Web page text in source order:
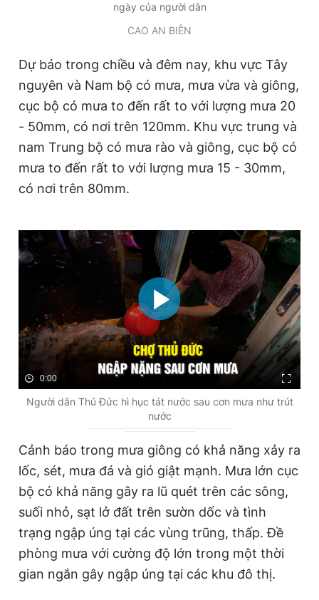
Giấy phép xuất bản số 110/GP - BTTTT cấp ngày 24.3.2020
© 2003-2026 Bản quyền thuộc về Báo Thanh Niên. Cấm sao
ngày của người dân
CAO AN BIÊN
Dự báo trong chiều và đêm nay, khu vực Tây
nguyên và Nam bộ có mưa, mưa vừa và giông,
cục bộ có mưa to đến rất to với lượng mưa 20
- 50mm, có nơi trên 120mm. Khu vực trung và
nam Trung bộ có mưa rào và giông, cục bộ có
mưa to đến rất to với lượng mưa 15 - 30mm,
có nơi trên 80mm.
0:00
Người dân Thủ Đức hì hục tát nước sau cơn mưa như trút
nước
Cảnh báo trong mưa giông có khả năng xảy ra
lốc, sét, mưa đá và gió giật mạnh. Mưa lớn cục
bộ có khả năng gây ra lũ quét trên các sông,
suối nhỏ, sạt lở đất trên sườn dốc và tình
trạng ngập úng tại các vùng trũng, thấp. Đề
phòng mưa với cường độ lớn trong một thời
gian ngắn gây ngập úng tại các khu đô thị.